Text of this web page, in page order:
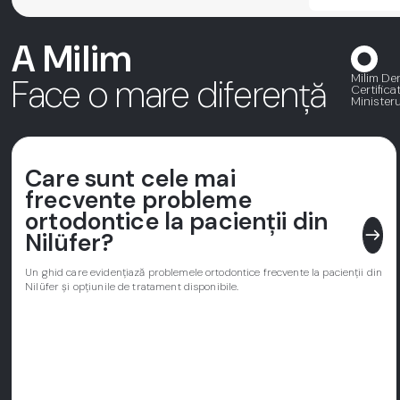
A Milim
Face o mare diferență Milim
Care sunt cele mai
frecvente probleme
ortodontice la pacienții din
Nilüfer? east
Un ghid care evidențiază problemele ortodontice frecvente la pacienții din
Nilüfer și opțiunile de tratament disponibile.